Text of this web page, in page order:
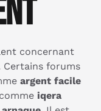
concernant
Certains forums
argent facile
iqera